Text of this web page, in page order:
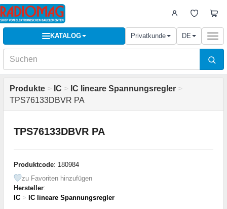
KATALOG Privatkunde DE
Produkte > IC > IC lineare Spannungsregler >
TPS76133DBVR PA
TPS76133DBVR PA
Produktcode: 180984
zu Favoriten hinzufügen
Hersteller:
IC > IC lineare Spannungsregler